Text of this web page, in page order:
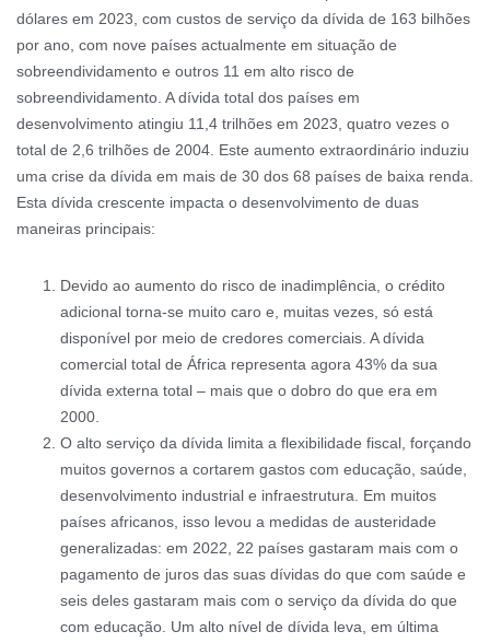
dólares em 2023, com custos de serviço da dívida de 163 bilhões
por ano, com nove países actualmente em situação de
sobreendividamento e outros 11 em alto risco de
sobreendividamento. A dívida total dos países em
desenvolvimento atingiu 11,4 trilhões em 2023, quatro vezes o
total de 2,6 trilhões de 2004. Este aumento extraordinário induziu
uma crise da dívida em mais de 30 dos 68 países de baixa renda.
Esta dívida crescente impacta o desenvolvimento de duas
maneiras principais:
Devido ao aumento do risco de inadimplência, o crédito
adicional torna-se muito caro e, muitas vezes, só está
disponível por meio de credores comerciais. A dívida
comercial total de África representa agora 43% da sua
dívida externa total – mais que o dobro do que era em
2000.
O alto serviço da dívida limita a flexibilidade fiscal, forçando
muitos governos a cortarem gastos com educação, saúde,
desenvolvimento industrial e infraestrutura. Em muitos
países africanos, isso levou a medidas de austeridade
generalizadas: em 2022, 22 países gastaram mais com o
pagamento de juros das suas dívidas do que com saúde e
seis deles gastaram mais com o serviço da dívida do que
com educação. Um alto nível de dívida leva, em última